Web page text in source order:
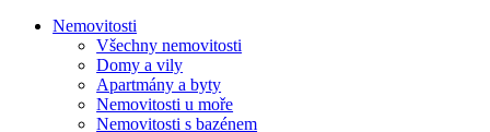
Nemovitosti
Všechny nemovitosti
Domy a vily
Apartmány a byty
Nemovitosti u moře
Nemovitosti s bazénem